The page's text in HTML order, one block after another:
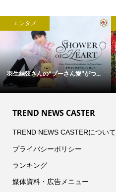
エンタメ
羽生結弦さんの“プーさん愛”がつ...
TREND NEWS CASTER
TREND NEWS CASTERについて
プライバシーポリシー
ランキング
媒体資料・広告メニュー